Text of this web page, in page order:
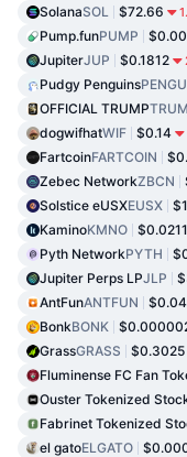
SolanaSOL $72.66
Pump.funPUMP
JupiterJUP $0.1812
Pudgy PenguinsPENGU
OFFICIAL TRUMP
dogwifhatWIF $0.14
FartcoinFARTCOIN
Zebec NetworkZBCN
Solstice eUSXEUSX
KaminoKMNO
Pyth NetworkPYTH
Jupiter Perps LPJLP
AntFunANTFUN
BonkBONK
GrassGRASS $0.3025
Fluminense FC Fan
Ouster Tokenized
Fabrinet Tokenized
el gatoELGATO